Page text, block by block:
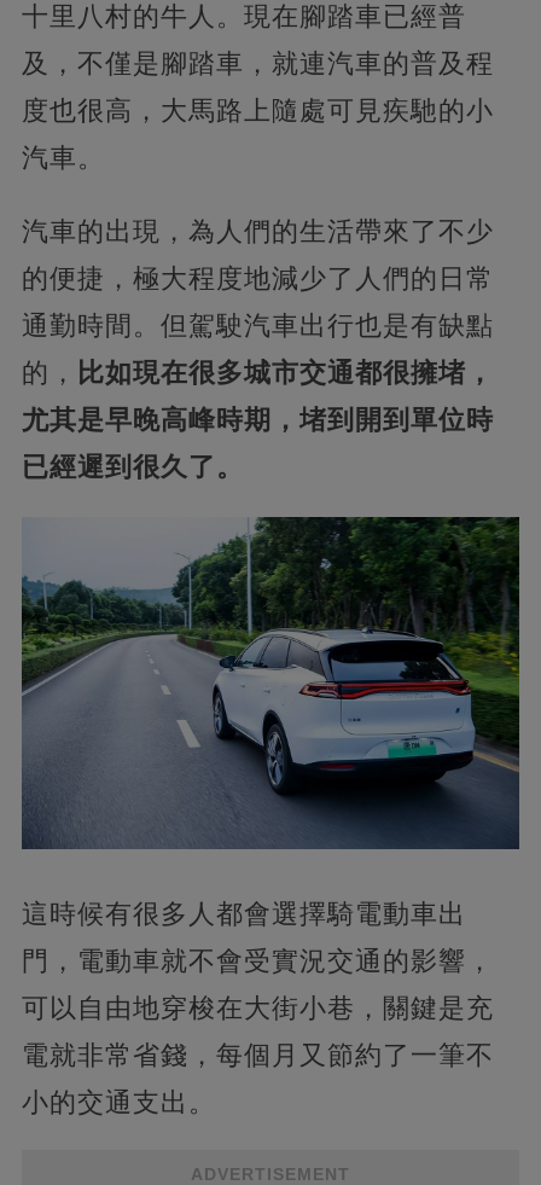
十里八村的牛人。現在腳踏車已經普
及，不僅是腳踏車，就連汽車的普及程
度也很高，大馬路上隨處可見疾馳的小
汽車。
汽車的出現，為人們的生活帶來了不少
的便捷，極大程度地減少了人們的日常
通勤時間。但駕駛汽車出行也是有缺點
的， 比如現在很多城市交通都很擁堵，
尤其是早晚高峰時期，堵到開到單位時
已經遲到很久了。
這時候有很多人都會選擇騎電動車出
門，電動車就不會受實況交通的影響，
可以自由地穿梭在大街小巷，關鍵是充
電就非常省錢，每個月又節約了一筆不
小的交通支出。
ADVERTISEMENT